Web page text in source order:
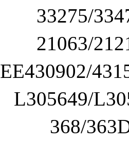
33275/
21063/
EE430902/
L305649/
368/